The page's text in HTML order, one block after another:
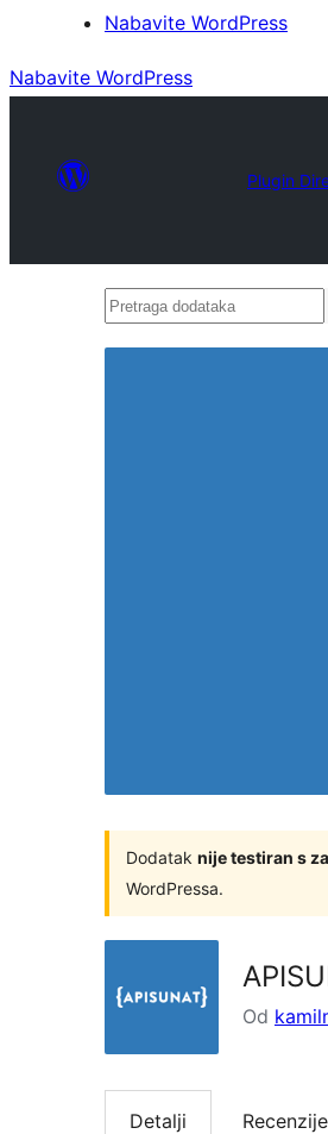
Nabavite WordPress
Nabavite WordPress
Plugin
Pretraga
Dodatak nije testiran s
WordPressa.
Od
Detalji Recenzije